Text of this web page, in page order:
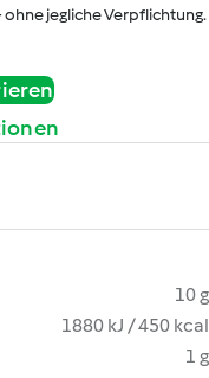
jegliche Verpflichtung.
10 g
1880 kJ / 450 kcal
1 g